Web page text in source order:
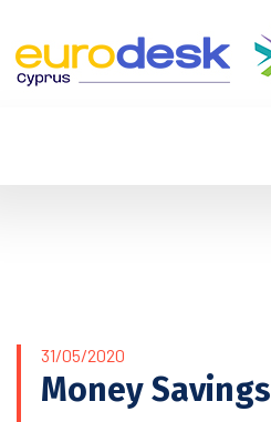
31/05/2020
Money Savings